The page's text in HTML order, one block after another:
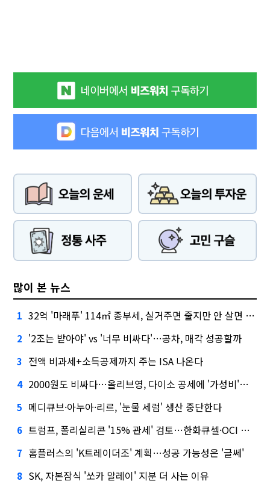
많이 본 뉴스
1 32억 '마래푸' 114㎡ 종부세, 실거주면 줄지만 안 살면 2.5배
2 '2조는 받아야' vs '너무 비싸다'…공차, 매각 성공할까
3 전액 비과세+소득공제까지 주는 ISA 나온다
4 2000원도 비싸다…올리브영, 다이소 공세에 '가성비'로 맞불
5 메디큐브·아누아·리르, '눈물 세럼' 생산 중단한다
6 트럼프, 폴리실리콘 '15% 관세' 검토…한화큐셀·OCI 영향은?
7 홈플러스의 'K트레이더조' 계획…성공 가능성은 '글쎄'
8 SK, 자본잠식 '쏘카 말레이' 지분 더 사는 이유